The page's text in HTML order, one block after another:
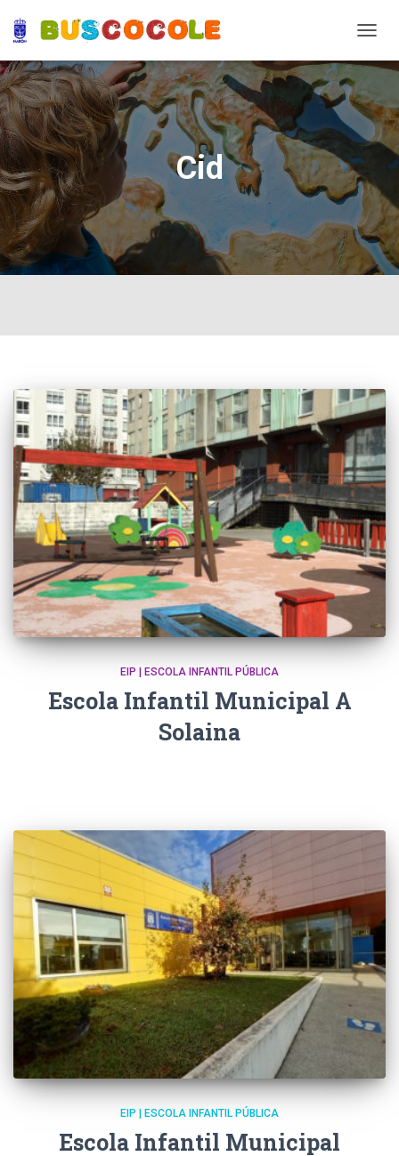
Cid
EIP | ESCOLA INFANTIL PÚBLICA
Escola Infantil Municipal A
Solaina
EIP | ESCOLA INFANTIL PÚBLICA
Escola Infantil Municipal